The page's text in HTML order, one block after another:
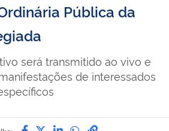
Pública da
será transmitido ao vivo e
de interessados
Compartilhe por Facebook
Compartilhe por Twitter
Compartilhe por
Compartilhe
link para